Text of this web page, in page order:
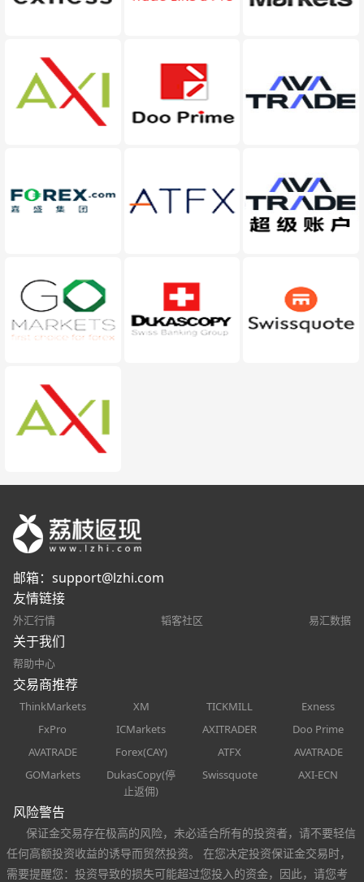
邮箱： support@lzhi.com
友情链接
外汇行情 韬客社区 易汇数据
关于我们
帮助中心
交易商推荐
ThinkMarkets XM TICKMILL
Exness
FxPro
ICMarkets AXITRADER
Doo Prime
AVATRADE
Forex(CAY) ATFX
AVATRADE
GOMarkets
DukasCopy(停
止返佣)
Swissquote AXI-ECN
风险警告
保证金交易存在极高的风险，未必适合所有的投资者，请不要轻信
任何高额投资收益的诱导而贸然投资。 在您决定投资保证金交易时，
需要提醒您：投资导致的损失可能超过您投入的资金，因此，请您考